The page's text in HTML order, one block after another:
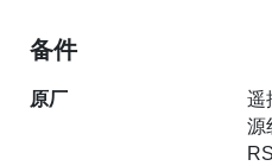
备件
原厂
遥
源